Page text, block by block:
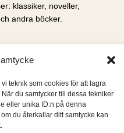
teknik som cookies för att lagra
du samtycker till dessa tekniker
eller unika ID:n på denna
du återkallar ditt samtycke kan
klassiker, noveller,
andra böcker.